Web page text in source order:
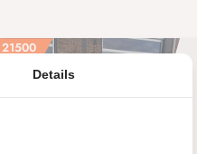
21500
Details